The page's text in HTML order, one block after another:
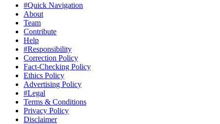
#Quick Navigation
About
Team
Contribute
Help
#Responsibility
Correction Policy
Fact-Checking Policy
Ethics Policy
Advertising Policy
#Legal
Terms & Conditions
Privacy Policy
Disclaimer